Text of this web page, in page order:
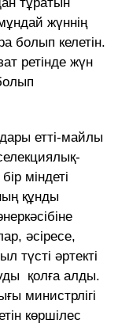
жүннің
болып келетін.
ретінде жүн
етті-майлы
міндеті
құнды
әсіресе,
түсті әртекті
қолға алды.
министрлігі
көршілес